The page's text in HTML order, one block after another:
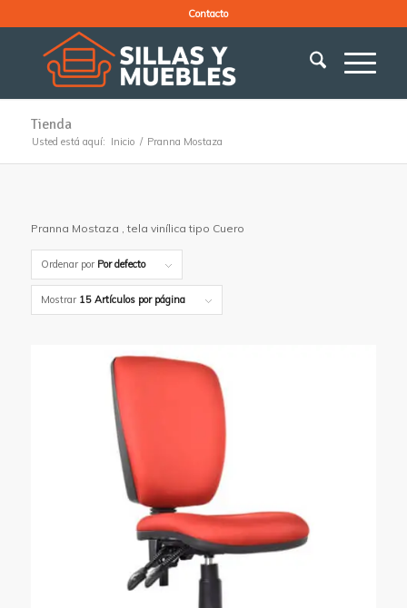
Contacto
Tienda
Usted está aquí: Inicio / Pranna Mostaza
Pranna Mostaza , tela vinílica tipo Cuero
Ordenar por Por defecto
Mostrar 15 Artículos por página